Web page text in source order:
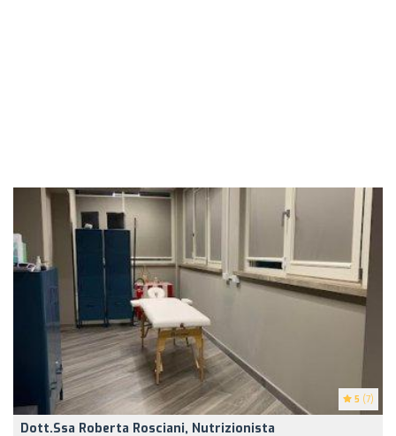
5 (7)
Dott.ssa Roberta Rosciani, Nutrizionista